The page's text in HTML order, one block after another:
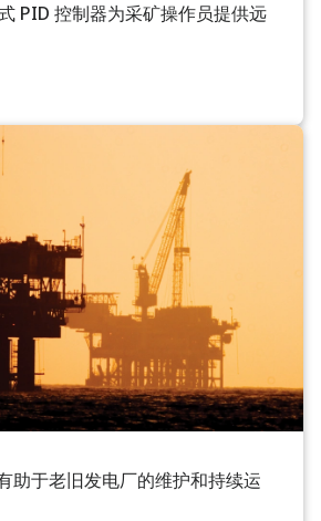
PID 控制器为采矿操作员提供远
助于老旧发电厂的维护和持续运